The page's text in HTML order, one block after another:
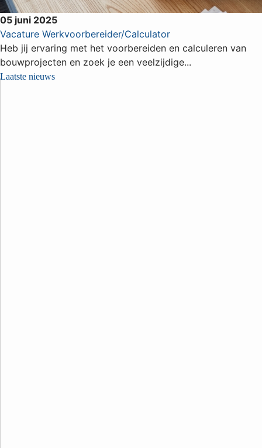
05 juni 2025
Vacature Werkvoorbereider/Calculator
Heb jij ervaring met het voorbereiden en calculeren van
bouwprojecten en zoek je een veelzijdige...
Laatste nieuws